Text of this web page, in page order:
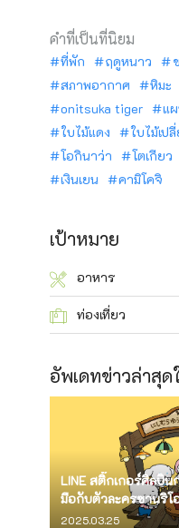
คำที่เป็นที่นิยม
ที่พัก ฤดูหนาว
สภาพอากาศ
หิมะ
onitsuka tiger
แ
ใบไม้แดง
ใบไม้เป
โอกินาว่า
โตเกียว
เงินเยน
คามิโคจิ
เป้าหมาย
อาหาร
ท่องเที่ยว
อัพเดทข่าวล่าสุ
LINE สติ๊กเกอร์ศิลปิ
มือกับตัวละครซานริ
จำกัด
2025.03.25